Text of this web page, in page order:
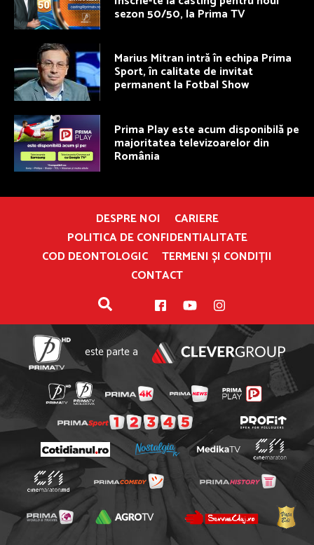
sezon 50/50, la Prima TV
Marius Mitran intră în echipa Prima
Sport, în calitate de invitat
permanent la Fotbal Show
Prima Play este acum disponibilă pe
majoritatea televizoarelor din
România
DESPRE NOI
CARIERE
POLITICA DE CONFIDENTIALITATE
COD DEONTOLOGIC
TERMENI ȘI CONDIȚII
CONTACT
este parte a